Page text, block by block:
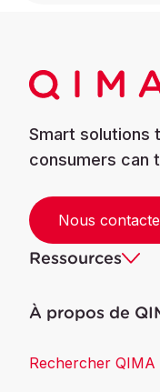
Smart solutions
consumers can
Nous
Ressources
À propos de
Rechercher QIMA